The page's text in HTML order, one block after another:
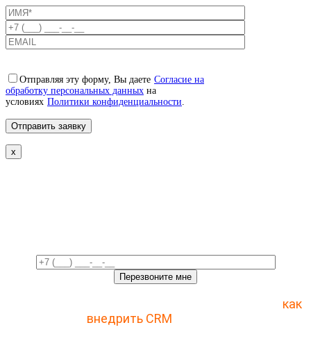
Отправляя эту форму, Вы даете Согласие на
обработку персональных данных на
условиях Политики конфиденциальности
x
как
внедрить CRM